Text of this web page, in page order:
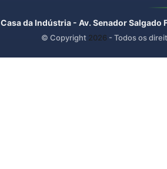
Casa da Indústria - Av. Senador
© Copyright 2026 - Todos os